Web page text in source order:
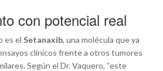
con potencial real
es el Setanaxib, una molécula que ya
clínicos frente a otros tumores
Según el Dr. Vaquero, “este